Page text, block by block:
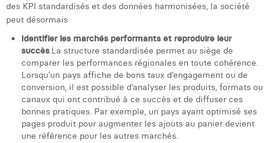
des KPI standardisés et des données harmonisées, la société
peut désormais
Identifier les marchés performants et reproduire leur
succès.La structure standardisée permet au siège de
comparer les performances régionales en toute cohérence.
Lorsqu’un pays affiche de bons taux d’engagement ou de
conversion, il est possible d’analyser les produits, formats ou
canaux qui ont contribué à ce succès et de diffuser ces
bonnes pratiques. Par exemple, un pays ayant optimisé ses
pages produit pour augmenter les ajouts au panier devient
une référence pour les autres marchés.